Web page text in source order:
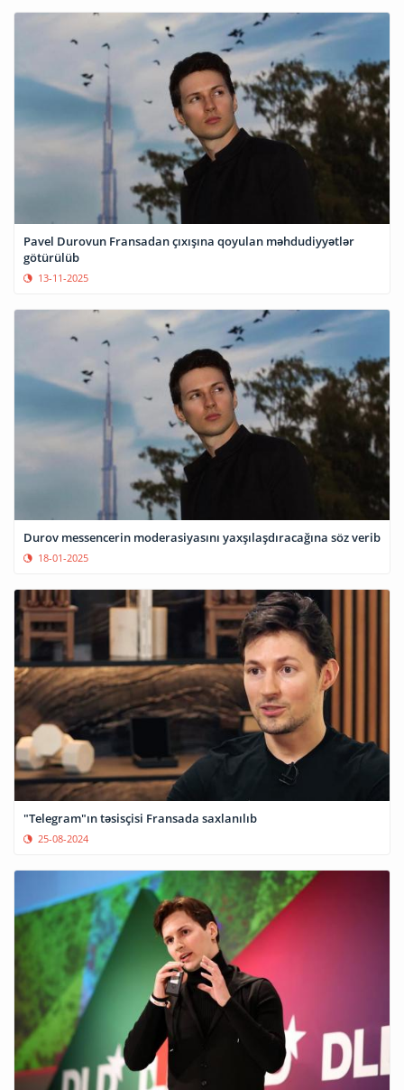
Pavel Durovun Fransadan çıxışına qoyulan məhdudiyyətlər
götürülüb
13-11-2025
Durov messencerin moderasiyasını yaxşılaşdıracağına söz verib
18-01-2025
"Telegram"ın təsisçisi Fransada saxlanılıb
25-08-2024